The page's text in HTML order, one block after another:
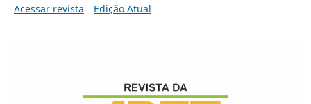
Acessar revista Edição Atual